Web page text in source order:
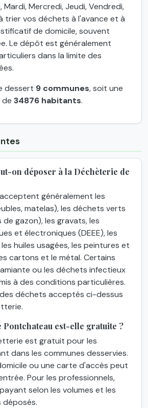
Mardi, Mercredi, Jeudi, Vendredi,
trier vos déchets à l'avance et à
de domicile, souvent
Le dépôt est généralement
dans la limite des
dessert 9 communes, soit une
34876 habitants.
on déposer à la Déchèterie de
généralement les
matelas), les déchets verts
gazon), les gravats, les
et électroniques (DEEE), les
huiles usagées, les peintures et
cartons et le métal. Certains
ou les déchets infectieux
à des conditions particulières.
déchets acceptés ci-dessus
Pontchateau est-elle gratuite ?
est gratuit pour les
dans les communes desservies.
ou une carte d'accès peut
Pour les professionnels,
selon les volumes et les